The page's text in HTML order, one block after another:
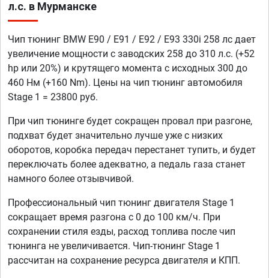
л.с. в Мурманске
Чип тюнинг BMW E90 / E91 / E92 / E93 330i 258 лс дает
увеличение мощности с заводских 258 до 310 л.с. (+52
hp или 20%) и крутящего момента с исходных 300 до
460 Нм (+160 Nm). Цены на чип тюнинг автомобиля
Stage 1 = 23800 руб.
При чип тюнинге будет сокращен провал при разгоне,
подхват будет значительно лучше уже с низких
оборотов, коробка передач перестанет тупить, и будет
переключать более адекватно, а педаль газа станет
намного более отзывчивой.
Профессиональный чип тюнинг двигателя Stage 1
сокращает время разгона с 0 до 100 км/ч. При
сохранении стиля езды, расход топлива после чип
тюнинга не увеличивается. Чип-тюнинг Stage 1
рассчитан на сохранение ресурса двигателя и КПП.